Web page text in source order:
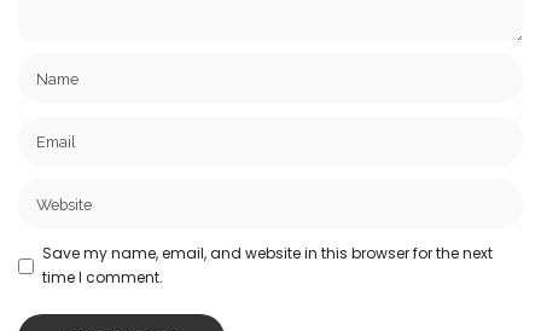
Save my name, email, and website in this browser for the next
time I comment.